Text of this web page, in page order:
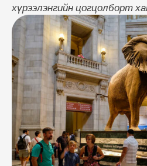
хүрээлэнгийн цогцолборт
музейнууд болон Үндэсний
санхүүжилтгүй болсны
хаагджээ. Энэ нь шатдаун
үйл ажиллагаа 12 дугаар
түр зогссонтой холбоотой
АНУ-ын Засгийн газрын үйл
зогссон боловч манай
амьтны хүрээлэн